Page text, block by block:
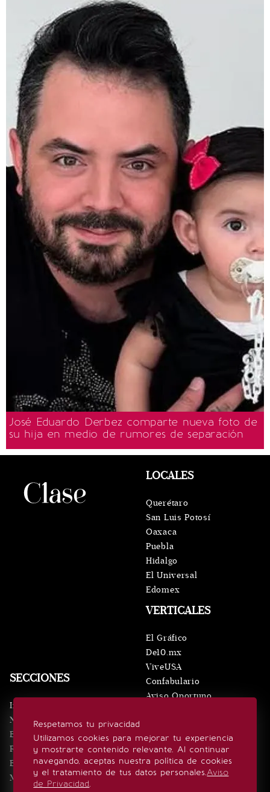
José Eduardo Derbez comparte nueva foto de
su hija en medio de rumores de separación
Respetamos tu privacidad
Utilizamos cookies para mejorar tu experiencia
y mostrarte contenido relevante. Al continuar
navegando, aceptas nuestra política de cookies
y el tratamiento de tus datos personales.Aviso
de Privacidad.
SECCIONES
Inicio
Noticias
Eventos
Realeza
Estilo de vida
Minuto x Minuto
VERTICALES
El Gráfico
De10.mx
ViveUSA
Confabulario
Aviso Oportuno
LOCALES
Querétaro
San Luis Potosí
Oaxaca
Puebla
Hidalgo
El Universal
Edomex
SÍGUENOS